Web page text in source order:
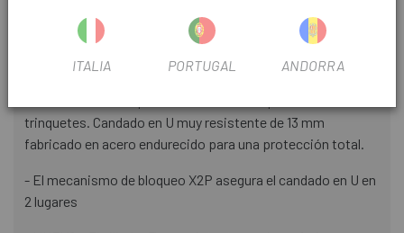
- Nivel de seguridad: 65/100
trinquetes. Candado en U muy resistente de 13 mm
fabricado en acero endurecido para una protección total.
- El mecanismo de bloqueo X2P asegura el candado en U en
2 lugares
ITALIA PORTUGAL ANDORRA